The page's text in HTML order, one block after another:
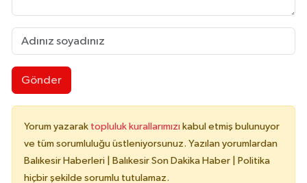
Gönder
Yorum yazarak topluluk kurallarımızı kabul etmiş bulunuyor
ve tüm sorumluluğu üstleniyorsunuz. Yazılan yorumlardan
Balıkesir Haberleri | Balıkesir Son Dakika Haber | Politika
hiçbir şekilde sorumlu tutulamaz.